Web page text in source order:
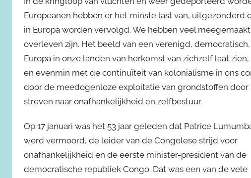
Europeanen hebben er het minste last van,
in Europa worden vervolgd. We hebben veel
overleven zijn. Het beeld van een verenigd,
Europa in onze landen van herkomst van zichzelf laat
en evenmin met de continuïteit van kolonialisme in ons
door de meedogenloze exploitatie van grondstoffen
streven naar onafhankelijkheid en zelfbestuur.
Op 17 januari was het 53 jaar geleden dat Patrice
werd vermoord, de leider van de Congolese strijd voor
onafhankelijkheid en de eerste minister-president van de
democratische republiek Congo. Dat was een van de vele